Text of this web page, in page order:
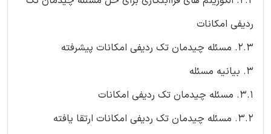
ردیفی امکانات
2.3. مسئله چیدمان تک ردیفی امکانات پیشرفته
3. بیانیه مسئله
3.1. مسئله چیدمان تک ردیفی امکانات
3.2. مسئله چیدمان تک ردیفی امکانات ارتقا یافته